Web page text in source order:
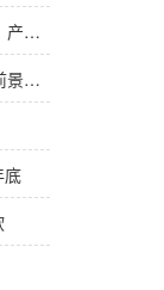
1月至7月越南咖啡出口同比增长超20%，产量也将是过去四年来最高
咖啡期货价格：7月经历大幅波动，8月前景依旧不明朗
底